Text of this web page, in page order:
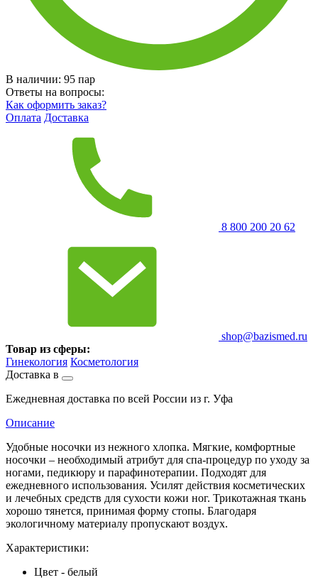
В наличии: 95 пар
Ответы на вопросы:
Как оформить заказ?
Оплата Доставка
8 800 200 20 62
shop@bazismed.ru
Товар из сферы:
Гинекология Косметология
Доставка в
Ежедневная доставка по всей России из г. Уфа
Описание
Удобные носочки из нежного хлопка. Мягкие, комфортные
носочки – необходимый атрибут для спа-процедур по уходу за
ногами, педикюру и парафинотерапии. Подходят для
ежедневного использования. Усилят действия косметических
и лечебных средств для сухости кожи ног. Трикотажная ткань
хорошо тянется, принимая форму стопы. Благодаря
экологичному материалу пропускают воздух.
Характеристики:
Цвет - белый